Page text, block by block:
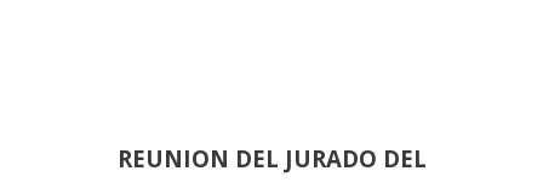
REUNION DEL JURADO DEL